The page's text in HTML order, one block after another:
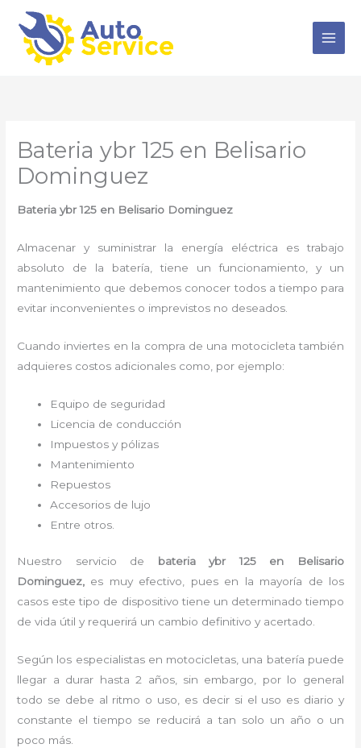
contenido
Bateria ybr 125 en Belisario
Dominguez
Bateria ybr 125 en Belisario Dominguez
Almacenar y suministrar la energía eléctrica es trabajo
absoluto de la batería, tiene un funcionamiento, y un
mantenimiento que debemos conocer todos a tiempo para
evitar inconvenientes o imprevistos no deseados.
Cuando inviertes en la compra de una motocicleta también
adquieres costos adicionales como, por ejemplo:
Equipo de seguridad
Licencia de conducción
Impuestos y pólizas
Mantenimiento
Repuestos
Accesorios de lujo
Entre otros.
Nuestro servicio de bateria ybr 125en Belisario
Dominguez, es muy efectivo, pues en la mayoría de los
casos este tipo de dispositivo tiene un determinado tiempo
de vida útil y requerirá un cambio definitivo y acertado.
Según los especialistas en motocicletas, una batería puede
llegar a durar hasta 2 años, sin embargo, por lo general
todo se debe al ritmo o uso, es decir si el uso es diario y
constante el tiempo se reducirá a tan solo un año o un
poco más.